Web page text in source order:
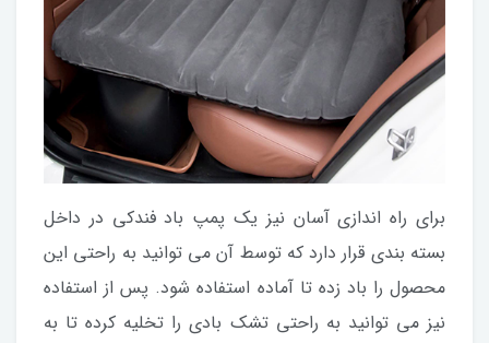
برای راه اندازی آسان نیز یک پمپ باد فندکی در داخل
بسته بندی قرار دارد که توسط آن می توانید به راحتی این
محصول را باد زده تا آماده استفاده شود. پس از استفاده
نیز می توانید به راحتی تشک بادی را تخلیه کرده تا به